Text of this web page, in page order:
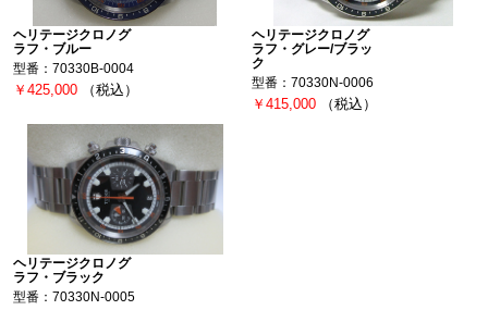
ヘリテージクロノグ
ラフ・ブルー
型番：70330B-0004
￥425,000 （税込）
ヘリテージクロノグ
ラフ・グレー/ブラッ
ク
型番：70330N-0006
￥415,000 （税込）
ヘリテージクロノグ
ラフ・ブラック
型番：70330N-0005